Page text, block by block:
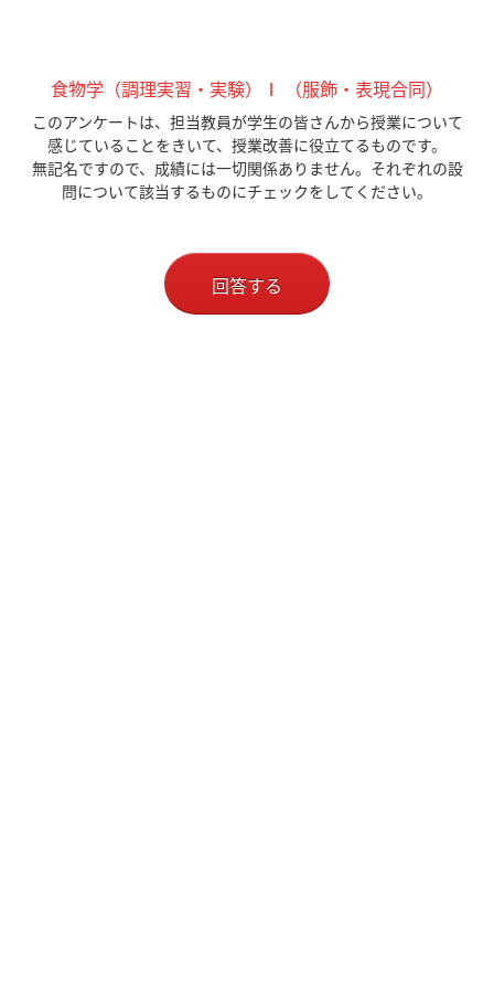
食物学（調理実習・実験）Ⅰ （服飾・表現合同）
このアンケートは、担当教員が学生の皆さんから授業について
感じていることをきいて、授業改善に役立てるものです。
無記名ですので、成績には一切関係ありません。それぞれの設
問について該当するものにチェックをしてください。
回答する